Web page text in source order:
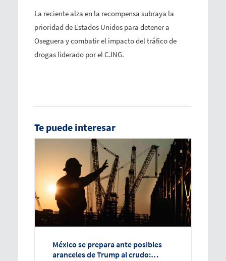
La reciente alza en la recompensa subraya la
prioridad de Estados Unidos para detener a
Oseguera y combatir el impacto del tráfico de
drogas liderado por el CJNG.
Te puede interesar
México se prepara ante posibles
aranceles de Trump al crudo: